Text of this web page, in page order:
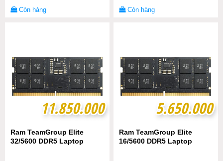
Còn hàng Còn hàng
11.850.000
11.850.000
Ram TeamGroup Elite
32/5600 DDR5 Laptop
5.650.000
5.650.000
Ram TeamGroup Elite
16/5600 DDR5 Laptop